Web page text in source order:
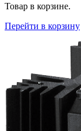
Товар в корзине.
Перейти в корзину